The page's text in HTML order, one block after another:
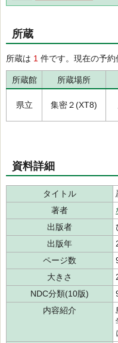
所蔵
所蔵は 1 件です。現在の予約
所蔵館 所蔵場所
県立 集密２(XT8)
資料詳細
タイトル
著者
出版者
出版年
ページ数
大きさ
NDC分類(10版)
内容紹介